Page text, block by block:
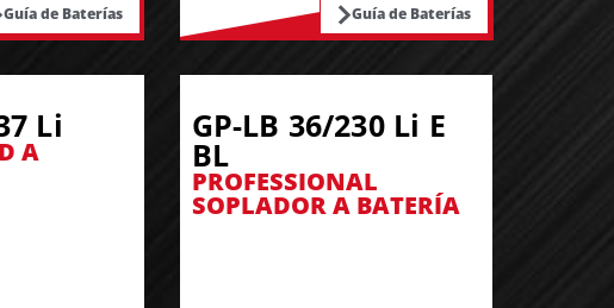
Guía de Baterías Guía de Baterías
Li
A
GP-LB 36/230 Li E
BL
PROFESSIONAL
SOPLADOR A BATERÍA